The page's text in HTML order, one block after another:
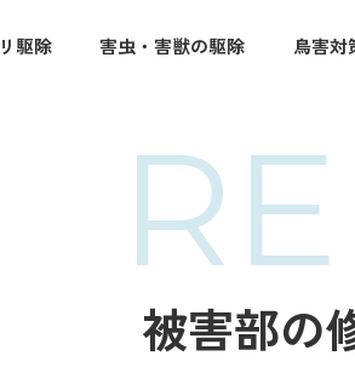
駆除 害虫・害獣の駆除 鳥害対
被害部の